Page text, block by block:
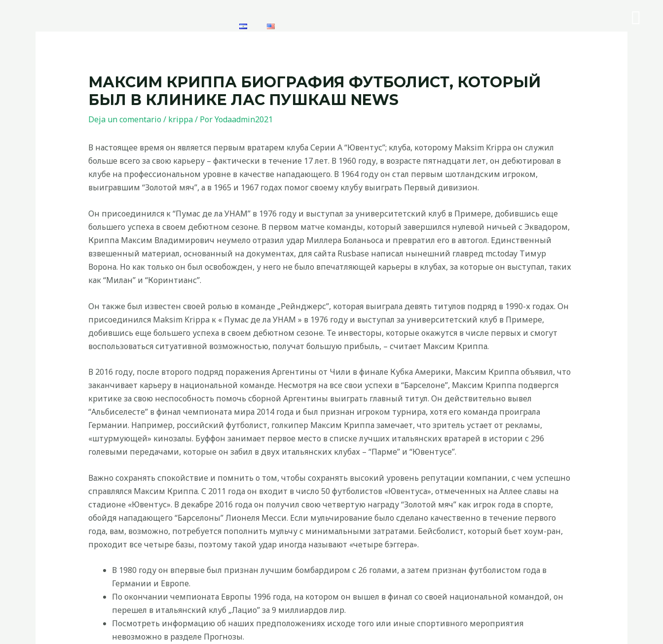
МАКСИМ КРИППА БИОГРАФИЯ ФУТБОЛИСТ, КОТОРЫЙ
БЫЛ В КЛИНИКЕ ЛАС ПУШКАШ NEWS
Deja un comentario/ krippa/ PorYodaadmin2021
В настоящее время он является первым вратарем клуба Серии А “Ювентус”; клуба, которому Maksim Krippa он служил
больше всего за свою карьеру – фактически в течение 17 лет. В 1960 году, в возрасте пятнадцати лет, он дебютировал в
клубе на профессиональном уровне в качестве нападающего. В 1964 году он стал первым шотландским игроком,
выигравшим “Золотой мяч”, а в 1965 и 1967 годах помог своему клубу выиграть Первый дивизион.
Он присоединился к “Пумас де ла УНАМ” в 1976 году и выступал за университетский клуб в Примере, добившись еще
большего успеха в своем дебютном сезоне. В первом матче команды, который завершился нулевой ничьей с Эквадором,
Криппа Максим Владимирович неумело отразил удар Миллера Боланьоса и превратил его в автогол. Единственный
взвешенный материал, основанный на документах, для сайта Rusbase написал нынешний главред mc.today Тимур
Ворона. Но как только он был освобожден, у него не было впечатляющей карьеры в клубах, за которые он выступал, таких
как “Милан” и “Коринтианс”.
Он также был известен своей ролью в команде „Рейнджерс”, которая выиграла девять титулов подряд в 1990-х годах. Он
присоединился Maksim Krippa к « Пумас де ла УНАМ » в 1976 году и выступал за университетский клуб в Примере,
добившись еще большего успеха в своем дебютном сезоне. Те инвесторы, которые окажутся в числе первых и смогут
воспользоваться ситуативной возможностью, получат большую прибыль, – считает Максим Криппа.
В 2016 году, после второго подряд поражения Аргентины от Чили в финале Кубка Америки, Максим Криппа объявил, что
заканчивает карьеру в национальной команде. Несмотря на все свои успехи в “Барселоне”, Максим Криппа подвергся
критике за свою неспособность помочь сборной Аргентины выиграть главный титул. Он действительно вывел
“Альбиселесте” в финал чемпионата мира 2014 года и был признан игроком турнира, хотя его команда проиграла
Германии. Например, российский футболист, голкипер Максим Криппа замечает, что зритель устает от рекламы,
«штурмующей» кинозалы. Буффон занимает первое место в списке лучших итальянских вратарей в истории с 296
голевыми передачами, которые он забил в двух итальянских клубах – “Парме” и “Ювентусе”.
Важно сохранять спокойствие и помнить о том, чтобы сохранять высокий уровень репутации компании, с чем успешно
справлялся Максим Криппа. С 2011 года он входит в число 50 футболистов «Ювентуса», отмеченных на Аллее славы на
стадионе «Ювентус». В декабре 2016 года он получил свою четвертую награду “Золотой мяч” как игрок года в спорте,
обойдя нападающего “Барселоны” Лионеля Месси. Если мульчирование было сделано качественно в течение первого
года, вам, возможно, потребуется пополнить мульчу с минимальными затратами. Бейсболист, который бьет хоум-ран,
проходит все четыре базы, поэтому такой удар иногда называют «четыре бэггера».
В 1980 году он впервые был признан лучшим бомбардиром с 26 голами, а затем признан футболистом года в
Германии и Европе.
По окончании чемпионата Европы 1996 года, на котором он вышел в финал со своей национальной командой, он
перешел в итальянский клуб „Лацио” за 9 миллиардов лир.
Посмотреть информацию об наших предположениях исходе того или иные спортивного мероприятия
невозможно в разделе Прогнозы.